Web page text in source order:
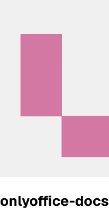
onlyoffice-docs